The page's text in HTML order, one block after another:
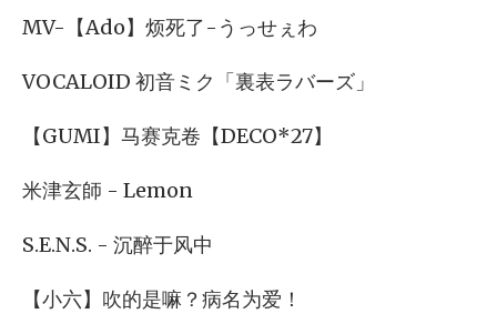
MV-【Ado】烦死了-うっせぇわ
VOCALOID 初音ミク「裏表ラバーズ」
【GUMI】马赛克卷【DECO*27】
米津玄師 - Lemon
S.E.N.S. - 沉醉于风中
【小六】吹的是嘛？病名为爱！